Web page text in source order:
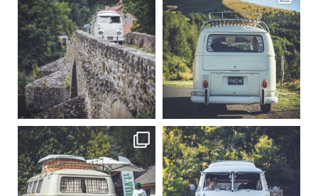
Sep 15
219
3
Sep 12
216
3
becombi becombi